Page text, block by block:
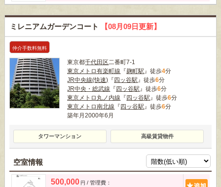
ミレニアムガーデンコート 【08月09日更新】
仲介手数料無料
東京都千代田区二番町7-1
東京メトロ有楽町線 『麹町駅』徒歩4分
JR中央線(快速) 『 四ッ谷駅』徒歩6分
JR中央・総武線 『 四ッ谷駅』徒歩6分
東京メトロ丸ノ内線 『 四ッ谷駅』徒歩6分
東京メトロ南北線 『 四ッ谷駅』徒歩6分
築年月2000年6月
タワーマンション 高級賃貸物件
空室情報
500,000 円 / 管理費：